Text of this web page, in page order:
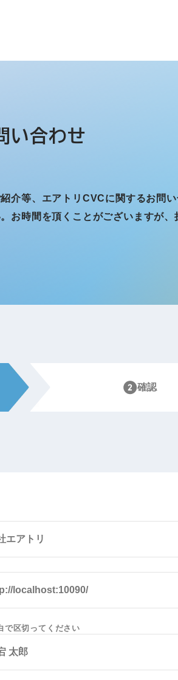
海外ツアー事業
町家宿泊・日本文化体験
事業
約束/行動指針
IRカレンダー
スポンサーシップ
い合わせ
介等、エアトリCVCに関するお問
お時間を頂くことがございますが
確認
で区切ってください